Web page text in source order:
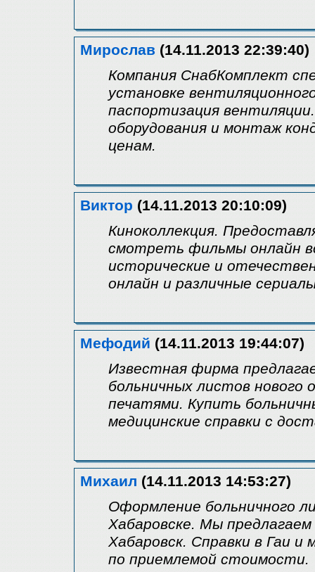
Мирослав (14.11.2013 22:39:40)
Компания СнабКомплект
установке
паспортизация
оборудования и монтаж
ценам.
Виктор (14.11.2013 20:10:09)
Киноколлекция.
смотреть фильмы онлайн
исторические и
онлайн и различные
Мефодий (14.11.2013 19:44:07)
Известная фирма
больничных листов нового
печатями. Купить
медицинские справки с
Михаил (14.11.2013 14:53:27)
Оформление больничного
Хабаровске. Мы
Хабаровск. Справки в Гаи и
по приемлемой стоимости.